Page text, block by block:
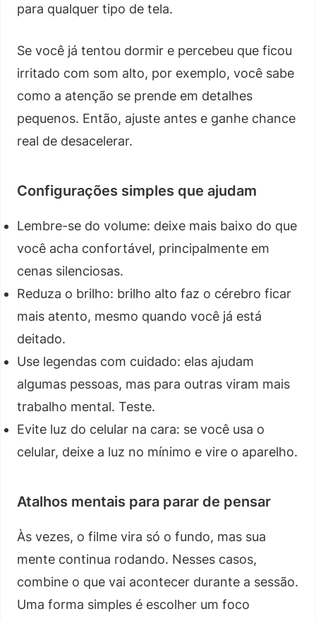
para qualquer tipo de tela.
Se você já tentou dormir e percebeu que ficou
irritado com som alto, por exemplo, você sabe
como a atenção se prende em detalhes
pequenos. Então, ajuste antes e ganhe chance
real de desacelerar.
Configurações simples que ajudam
Lembre-se do volume: deixe mais baixo do que
você acha confortável, principalmente em
cenas silenciosas.
Reduza o brilho: brilho alto faz o cérebro ficar
mais atento, mesmo quando você já está
deitado.
Use legendas com cuidado: elas ajudam
algumas pessoas, mas para outras viram mais
trabalho mental. Teste.
Evite luz do celular na cara: se você usa o
celular, deixe a luz no mínimo e vire o aparelho.
Atalhos mentais para parar de pensar
Às vezes, o filme vira só o fundo, mas sua
mente continua rodando. Nesses casos,
combine o que vai acontecer durante a sessão.
Uma forma simples é escolher um foco